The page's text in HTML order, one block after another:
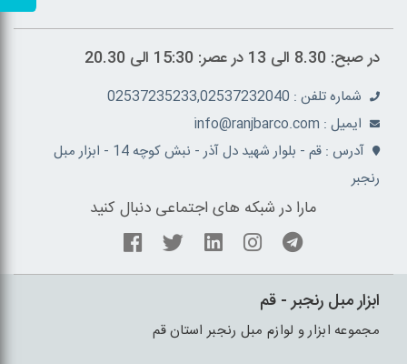
در صبح: 8.30 الی 13 در عصر: 15:30 الی 20.30
شماره تلفن : 02537235233,02537232040
ايميل : info@ranjbarco.com
آدرس : قم - بلوار شهید دل آذر - نبش کوچه 14 - ابزار مبل
رنجبر
مارا در شبکه های اجتماعی دنبال کنید
ابزار مبل رنجبر - قم
مجموعه ابزار و لوازم مبل رنجبر استان قم